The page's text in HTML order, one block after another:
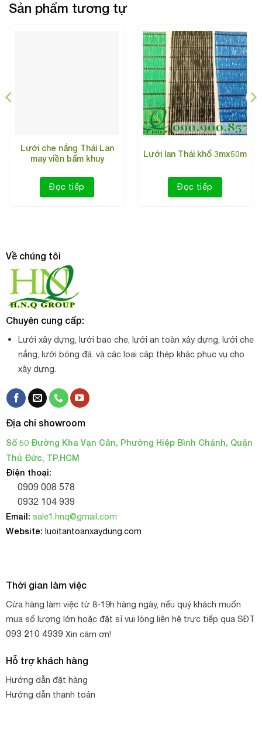
Sản phẩm tương tự
Lưới che nắng Thái Lan
may viền bấm khuy
Đọc tiếp
Lưới lan Thái khổ 3mx50m
Đọc tiếp
Về chúng tôi
Chuyên cung cấp:
Lưới xây dựng, lưới bao che, lưới an toàn xây dựng, lưới che
nắng, lưới bóng đá. và các loại cáp thép khác phục vụ cho
xây dựng.
Địa chỉ showroom
Số 50 Đường Kha Vạn Cân, Phường Hiệp Bình Chánh, Quận
Thủ Đức, TP.HCM
Điện thoại:
0909 008 578
0932 104 939
Email: sale1.hnq@gmail.com
Website: luoitantoanxaydung.com
Thời gian làm việc
Cửa hàng làm việc từ 8-19h hàng ngày, nếu quý khách muốn
mua số lượng lớn hoặc đặt sỉ vui lòng liên hệ trực tiếp qua SĐT
093 210 4939 Xin cảm ơn!
Hỗ trợ khách hàng
Hướng dẫn đặt hàng
Hướng dẫn thanh toán